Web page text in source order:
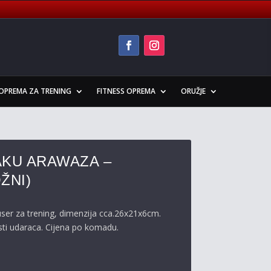
ZA TRENING FITNESS OPREMA ORUŽJE
ARAWAZA –
za trening, dimenzija cca.26x21x6cm.
udaraca. Cijena po komadu.